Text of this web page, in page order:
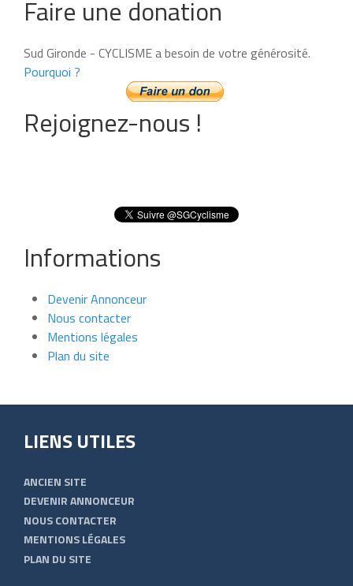
Faire une donation
Sud Gironde - CYCLISME a besoin de votre générosité.
Pourquoi ?
Rejoignez-nous !
Informations
Devenir Annonceur
Nous contacter
Mentions légales
Plan du site
LIENS UTILES
ANCIEN SITE
DEVENIR ANNONCEUR
NOUS CONTACTER
MENTIONS LÉGALES
PLAN DU SITE